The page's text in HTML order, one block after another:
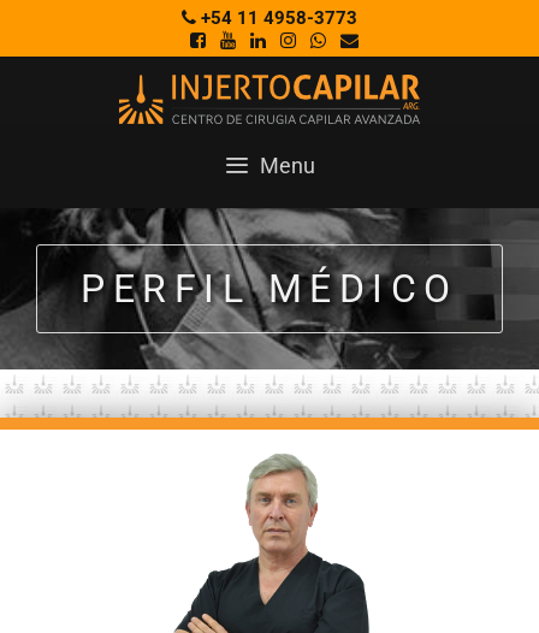
+54 11 4958-3773
Menu
PERFIL MÉDICO